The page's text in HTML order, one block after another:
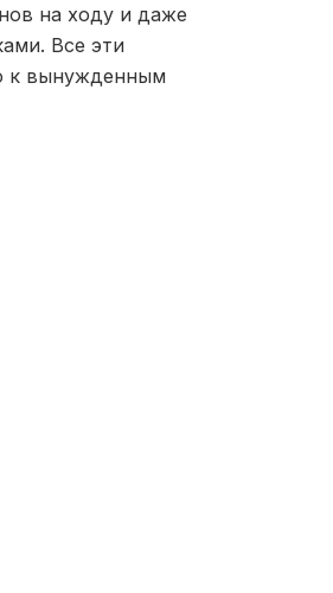
на ходу и даже
Все эти
к вынужденным